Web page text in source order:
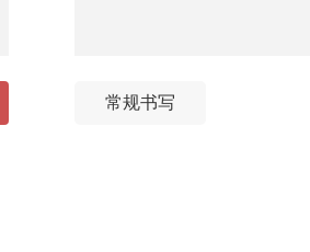
常规书写